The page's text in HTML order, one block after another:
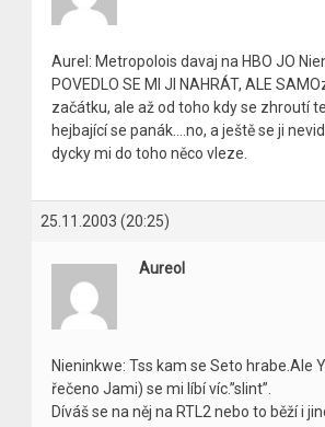
Aurel: Metropolois davaj na HBO JO
POVEDLO SE MI JI NAHRÁT, ALE
začátku, ale až od toho kdy se zhroutí
hejbající se panák….no, a ještě se ji
dycky mi do toho něco vleze.
25.11.2003 (20:25)
Aureol
Nieninkwe: Tss kam se Seto hrabe.Ale
řečeno Jami) se mi líbí víc.”slint”.
Díváš se na něj na RTL2 nebo to běží i